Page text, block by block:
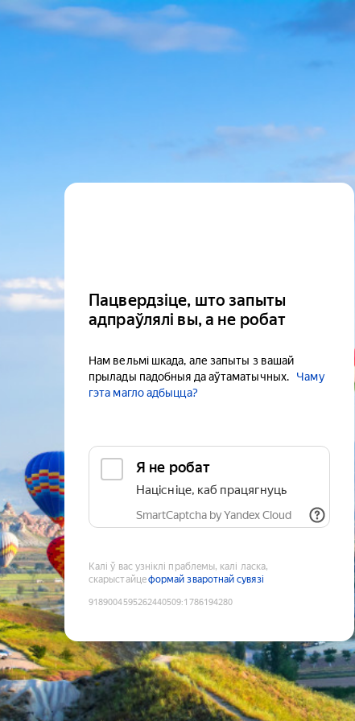
Пацвердзіце, што запыты
адпраўлялі вы, а не робат
Нам вельмі шкада, але запыты з вашай
прылады падобныя да аўтаматычных.
Чаму
гэта магло адбыцца?
Я не робат
Націсніце, каб працягнуць
SmartCaptcha by Yandex Cloud
Калі ў вас узніклі праблемы, калі ласка,
скарыстайцеформай зваротнай сувязі
9189004595262440509:1786194280